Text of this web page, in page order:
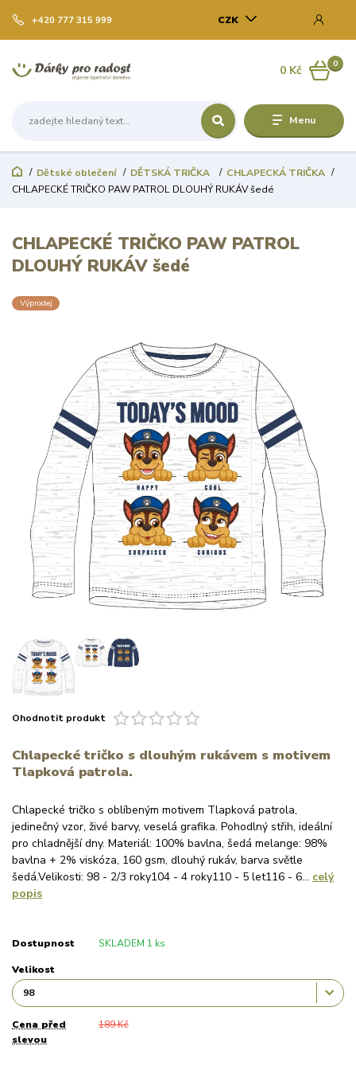
Menu
CZK
+420 777 315 999
0
0 Kč
Dětské oblečení DĚTSKÁ TRIČKA
CHLAPECKÁ TRIČKA
CHLAPECKÉ TRIČKO PAW PATROL DLOUHÝ RUKÁV šedé
CHLAPECKÉ TRIČKO PAW PATROL
DLOUHÝ RUKÁV šedé
Výprodej
Ohodnotit produkt
Chlapecké tričko s dlouhým rukávem s motivem
Tlapková patrola.
Chlapecké tričko s oblíbeným motivem Tlapková patrola,
jedinečný vzor, živé barvy, veselá grafika. Pohodlný střih, ideální
pro chladnější dny. Materiál: 100% bavlna, šedá melange: 98%
bavlna + 2% viskóza, 160 gsm, dlouhý rukáv, barva světle
šedá.Velikosti: 98 - 2/3 roky104 - 4 roky110 - 5 let116 - 6... celý
popis
Dostupnost SKLADEM 1 ks
Velikost
Cena před
slevou
189 Kč